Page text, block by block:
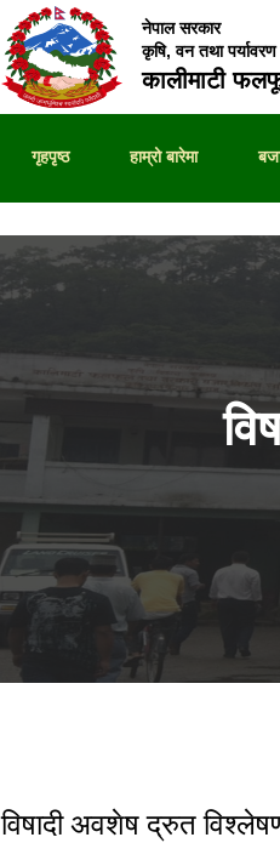
नेपाल सरकार
कृषि, वन तथा
कालीमाटी
गृहपृष्ठ हाम्रो बारेमा
विषादी अवशेष द्रुत